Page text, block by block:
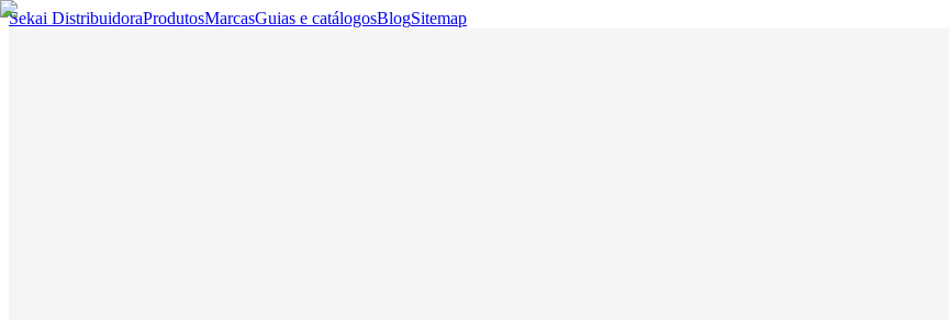
Sekai DistribuidoraProdutosMarcasGuias e catálogosBlogSitemap